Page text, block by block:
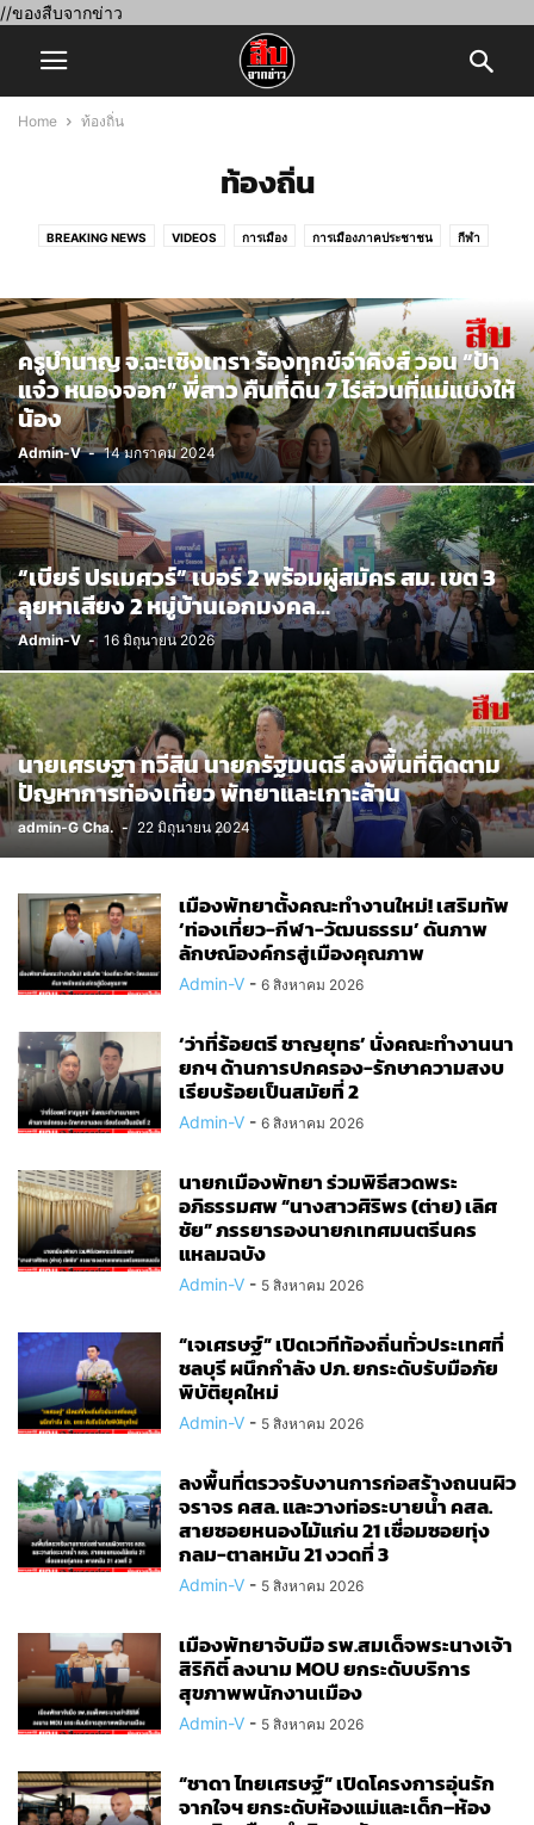
//ของสืบจากข่าว
Home ท้องถิ่น
ท้องถิ่น
BREAKING NEWS VIDEOS การเมือง การเมืองภาคประชาชน กีฬา
ภูมิภาค ศิลปวัฒนธรรม สถาบันพระมหากษัตริย์ สังคมสืบจากข่าว
สิ่งแวดล้อม สืบสานพระดี สืบเศรษฐกิจ อาชญากรรม
เปิดตำนานพระ เครื่องรางของขลัง ไม่มีหมวดหมู่
ครูบำนาญ จ.ฉะเชิงเทรา ร้องทุกข์จ่าคิงส์ วอน “ป้า
แจ๋ว หนองจอก” พี่สาว คืนที่ดิน 7 ไร่ส่วนที่แม่แบ่งให้
น้อง
Admin-V - 14 มกราคม 2024
“เบียร์ ปรเมศวร์” เบอร์ 2 พร้อมผู่สมัคร สม. เขต 3
ลุยหาเสียง 2 หมู่บ้านเอกมงคล...
Admin-V - 16 มิถุนายน 2026
นายเศรษฐา ทวีสิน นายกรัฐมนตรี ลงพื้นที่ติดตาม
ปัญหาการท่องเที่ยว พัทยาและเกาะล้าน
admin-G Cha. - 22 มิถุนายน 2024
เมืองพัทยาตั้งคณะทำงานใหม่! เสริมทัพ
‘ท่องเที่ยว-กีฬา-วัฒนธรรม’ ดันภาพ
ลักษณ์องค์กรสู่เมืองคุณภาพ
Admin-V - 6 สิงหาคม 2026
‘ว่าที่ร้อยตรี ชาญยุทธ’ นั่งคณะทำงานนา
ยกฯ ด้านการปกครอง-รักษาความสงบ
เรียบร้อยเป็นสมัยที่ 2
Admin-V - 6 สิงหาคม 2026
นายกเมืองพัทยา ร่วมพิธีสวดพระ
อภิธรรมศพ “นางสาวศิริพร (ต่าย) เลิศ
ชัย” ภรรยารองนายกเทศมนตรีนคร
แหลมฉบัง
Admin-V - 5 สิงหาคม 2026
“เจเศรษฐ์” เปิดเวทีท้องถิ่นทั่วประเทศที่
ชลบุรี ผนึกกำลัง ปภ. ยกระดับรับมือภัย
พิบัติยุคใหม่
Admin-V - 5 สิงหาคม 2026
ลงพื้นที่ตรวจรับงานการก่อสร้างถนนผิว
จราจร คสล. และวางท่อระบายน้ำ คสล.
สายซอยหนองไม้แก่น 21 เชื่อมซอยทุ่ง
กลม-ตาลหมัน 21 งวดที่ 3
Admin-V - 5 สิงหาคม 2026
เมืองพัทยาจับมือ รพ.สมเด็จพระนางเจ้า
สิริกิติ์ ลงนาม MOU ยกระดับบริการ
สุขภาพพนักงานเมือง
Admin-V - 5 สิงหาคม 2026
“ชาดา ไทยเศรษฐ์” เปิดโครงการอุ่นรัก
จากใจฯ ยกระดับห้องแม่และเด็ก–ห้อง